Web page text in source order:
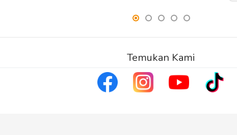
Temukan Kami